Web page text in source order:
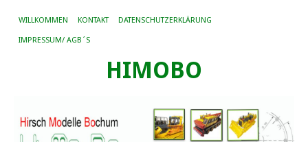
WILLKOMMEN KONTAKT DATENSCHUTZERKLÄRUNG
IMPRESSUM/ AGB´S
HIMOBO